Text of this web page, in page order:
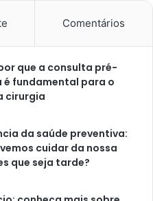
Comentários
que a consulta pré-
fundamental para o
cirurgia
da saúde preventiva:
cuidar da nossa
que seja tarde?